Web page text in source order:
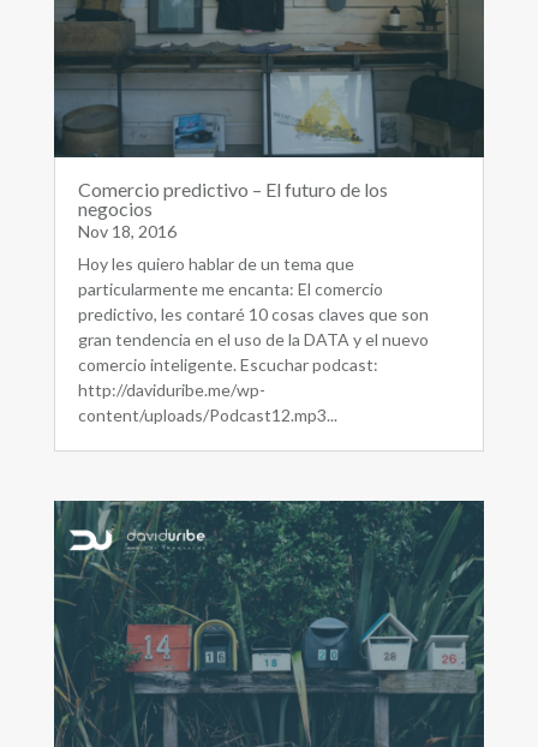
Comercio predictivo – El futuro de los
negocios
Nov 18, 2016
Hoy les quiero hablar de un tema que
particularmente me encanta: El comercio
predictivo, les contaré 10 cosas claves que son
gran tendencia en el uso de la DATA y el nuevo
comercio inteligente. Escuchar podcast:
http://daviduribe.me/wp-
content/uploads/Podcast12.mp3...